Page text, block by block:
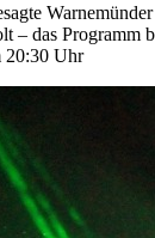
– das Programm
20:30 Uhr